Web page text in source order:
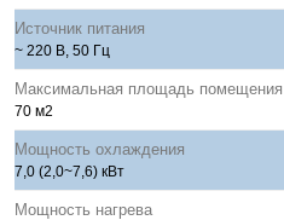
Источник питания
~ 220 В, 50 Гц
Максимальная площадь помещения
70 м2
Мощность охлаждения
7,0 (2,0~7,6) кВт
Мощность нагрева